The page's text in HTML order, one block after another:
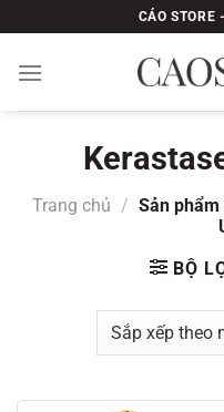
qua
nội
CÁO STORE
Trang chủ / Sản
BỘ